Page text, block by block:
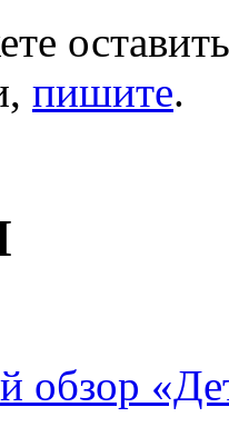
пишите.
обзор